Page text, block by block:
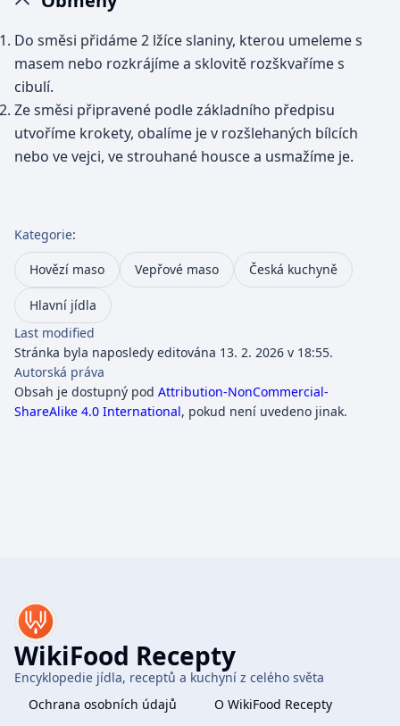
Do směsi přidáme 2 lžíce slaniny, kterou umeleme s
masem nebo rozkrájíme a sklovitě rozškvaříme s
cibulí.
Ze směsi připravené podle základního předpisu
utvoříme krokety, obalíme je v rozšlehaných bílcích
nebo ve vejci, ve strouhané housce a usmažíme je.
Kategorie:
Hovězí maso Vepřové maso Česká kuchyně
Hlavní jídla
Last modified
Stránka byla naposledy editována 13. 2. 2026 v 18:55.
Autorská práva
Obsah je dostupný pod Attribution-NonCommercial-
ShareAlike 4.0 International, pokud není uvedeno jinak.
WikiFood Recepty
Encyklopedie jídla, receptů a kuchyní z celého světa
Ochrana osobních údajů
O WikiFood Recepty